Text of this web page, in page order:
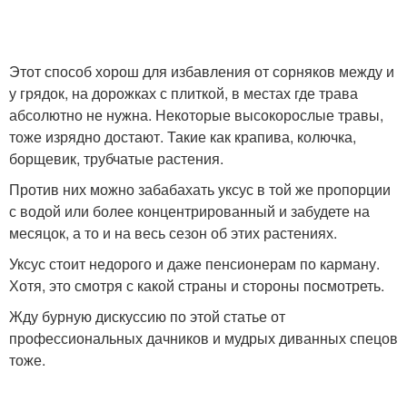
Этот способ хорош для избавления от сорняков между и
у грядок, на дорожках с плиткой, в местах где трава
абсолютно не нужна. Некоторые высокорослые травы,
тоже изрядно достают. Такие как крапива, колючка,
борщевик, трубчатые растения.
Против них можно забабахать уксус в той же пропорции
с водой или более концентрированный и забудете на
месяцок, а то и на весь сезон об этих растениях.
Уксус стоит недорого и даже пенсионерам по карману.
Хотя, это смотря с какой страны и стороны посмотреть.
Жду бурную дискуссию по этой статье от
профессиональных дачников и мудрых диванных спецов
тоже.